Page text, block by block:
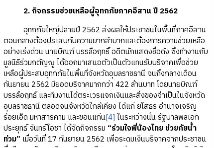
2. กิจกรรมช่วยเหลือผู้อุทกภัยภาคอีสาน ปี 2562
อุทกภัยใหญ่ปลายปี 2562 ส่งผลให้ประชาชนในพื้นที่ภาคอีสาน
ตอนกลางต้องประสบกับความยากลำบากและต้องการความช่วยเหลือ
อย่างเร่งด่วน นายบิณฑ์ บรรลือฤทธิ์ อดีตนักแสดงชื่อดัง ซึ่งทำงานกับ
มูลนิธิร่วมกตัญญู ได้ออกมาเสนอตัวเป็นตัวแทนรับบริจาคเพื่อช่วย
เหลือผู้ประสบอุทกภัยในพื้นที่จังหวัดอุบลราชธานี จนถึงกลางเดือน
กันยายน 2562 มียอดบริจาคมากกว่า 422 ล้านบาท โดยนายบิณฑ์
บรรลือฤทธิ์ และทีมงานได้ตระเวรแจกเงินและสิ่งของจำเป็นในจังหวัด
อุบลราชธานี ตลอดจนจังหวัดใกล้เคียง ได้แก่ ยโสธร อำนาจเจริญ
ร้อยเอ็ด มหาสารคาม และขอนแก่น[4] ในระหว่างนั้น รัฐบาลพลเอก
ประยุทธ์ จันทร์โอชา ได้จัดกิจกรรม “ร่วมใจพี่น้องไทย ช่วยภัยน้ำ
ท่วม” เมื่อวันที่ 17 กันยายน 2562 เพื่อระดมเงินบริจาคจากประชาชน